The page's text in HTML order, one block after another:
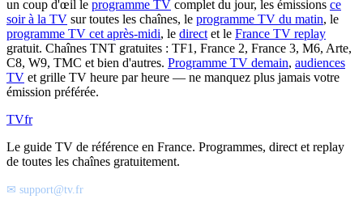
un coup d'œil le programme TV complet du jour, les émissions ce
soir à la TV sur toutes les chaînes, le programme TV du matin, le
programme TV cet après-midi, le direct et le France TV replay
gratuit. Chaînes TNT gratuites : TF1, France 2, France 3, M6, Arte,
C8, W9, TMC et bien d'autres. Programme TV demain, audiences
TV et grille TV heure par heure — ne manquez plus jamais votre
émission préférée.
TVfr
Le guide TV de référence en France. Programmes, direct et replay
de toutes les chaînes gratuitement.
✉ support@tv.fr